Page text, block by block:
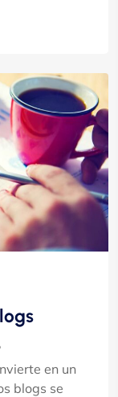
en un
blogs se